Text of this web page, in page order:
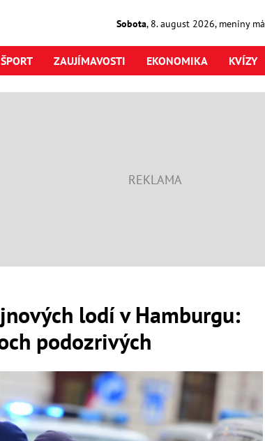
Sobota, 8. august2026, meniny má
ŠPORT ZAUJÍMAVOSTI EKONOMIKA KVÍZY
lodí v Hamburgu:
podozrivých